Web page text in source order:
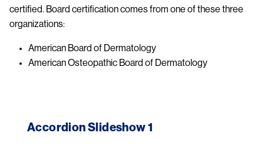
certified. Board certification comes from one of these three
organizations:
American Board of Dermatology
American Osteopathic Board of Dermatology
Accordion Slideshow 1